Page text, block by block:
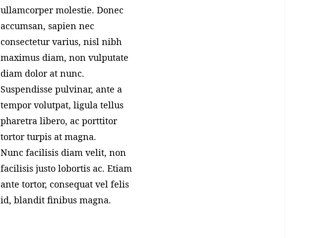
ullamcorper molestie. Donec
accumsan, sapien nec
consectetur varius, nisl nibh
maximus diam, non vulputate
diam dolor at nunc.
Suspendisse pulvinar, ante a
tempor volutpat, ligula tellus
pharetra libero, ac porttitor
tortor turpis at magna.
Nunc facilisis diam velit, non
facilisis justo lobortis ac. Etiam
ante tortor, consequat vel felis
id, blandit finibus magna.